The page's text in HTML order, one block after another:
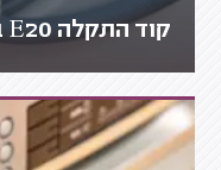
קוד התקלה E20 במכונת כביסה